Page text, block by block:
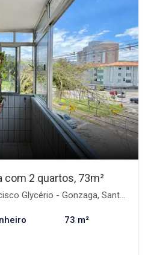
com 2 quartos, 73m²
Glycério - Gonzaga, Santos-SP
73 m²